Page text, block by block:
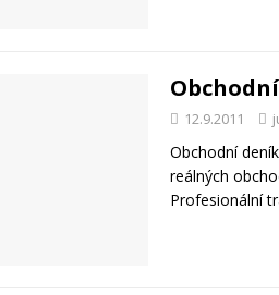
12.9.2011
Obchodní
reálných
Profesionální